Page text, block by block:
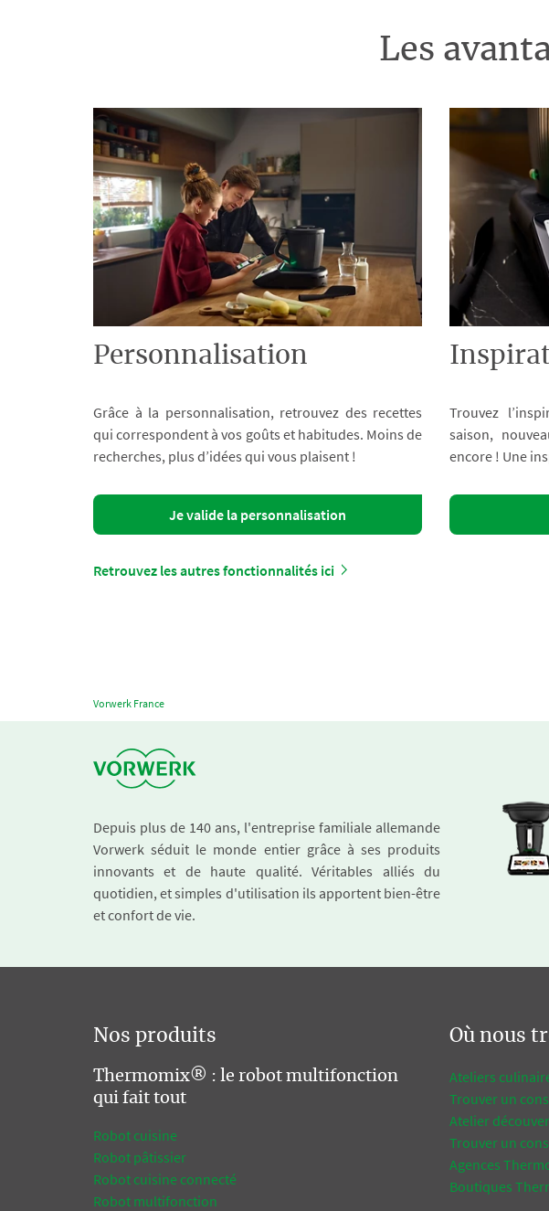
Les
Personnalisation
Grâce à la personnalisation, retrouvez des recettes
qui correspondent à vos goûts et habitudes. Moins de
recherches, plus d’idées qui vous plaisent !
Je valide la personnalisation
Trouvez
saison,
encore ! Une
Retrouvez les autres fonctionnalités ici
Vorwerk France
Depuis plus de 140 ans, l'entreprise familiale allemande
Vorwerk séduit le monde entier grâce à ses produits
innovants et de haute qualité. Véritables alliés du
quotidien, et simples d'utilisation ils apportent bien-être
et confort de vie.
Nos produits
Thermomix® : le robot multifonction
qui fait tout
Robot cuisine
Robot pâtissier
Robot cuisine connecté
Robot multifonction
Où nous
Ateliers
Trouver un
Atelier
Trouver un
Agences
Boutiques